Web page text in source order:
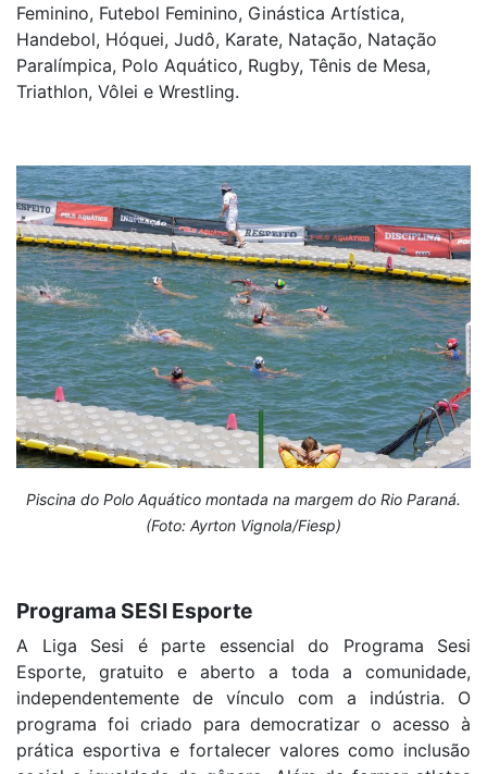
Feminino, Futebol Feminino, Ginástica Artística,
Handebol, Hóquei, Judô, Karate, Natação, Natação
Paralímpica, Polo Aquático, Rugby, Tênis de Mesa,
Triathlon, Vôlei e Wrestling.
Piscina do Polo Aquático montada na margem do Rio Paraná.
(Foto: Ayrton Vignola/Fiesp)
Programa SESI Esporte
A Liga Sesi é parte essencial do Programa Sesi
Esporte, gratuito e aberto a toda a comunidade,
independentemente de vínculo com a indústria. O
programa foi criado para democratizar o acesso à
prática esportiva e fortalecer valores como inclusão